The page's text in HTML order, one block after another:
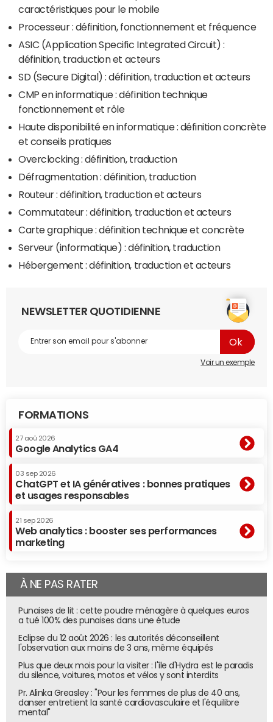
caractéristiques pour le mobile
Processeur : définition, fonctionnement et fréquence
ASIC (Application Specific Integrated Circuit) :
définition, traduction et acteurs
SD (Secure Digital) : définition, traduction et acteurs
CMP en informatique : définition technique
fonctionnement et rôle
Haute disponibilité en informatique : définition concrète
et conseils pratiques
Overclocking : définition, traduction
Défragmentation : définition, traduction
Routeur : définition, traduction et acteurs
Commutateur : définition, traduction et acteurs
Carte graphique : définition technique et concrète
Serveur (informatique) : définition, traduction
Hébergement : définition, traduction et acteurs
NEWSLETTER QUOTIDIENNE
Voir un exemple
FORMATIONS
27 aoû 2026
Google Analytics GA4
03 sep 2026
ChatGPT et IA génératives : bonnes pratiques
et usages responsables
21 sep 2026
Web analytics : booster ses performances
marketing
À NE PAS RATER
Punaises de lit : cette poudre ménagère à quelques euros
a tué 100% des punaises dans une étude
Eclipse du 12 août 2026 : les autorités déconseillent
l'observation aux moins de 3 ans, même équipés
Plus que deux mois pour la visiter : l'île d'Hydra est le paradis
du silence, voitures, motos et vélos y sont interdits
Pr. Alinka Greasley : "Pour les femmes de plus de 40 ans,
danser entretient la santé cardiovasculaire et l'équilibre
mental"